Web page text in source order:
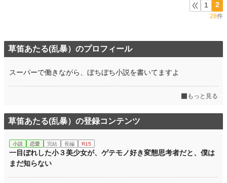
1 2
28件
草笛あたる(乱暴）のプロフィール
スーパーで働きながら、ぼちぼち小説を書いてますよ
もっと見る
草笛あたる(乱暴）の登録コンテンツ
小説 恋愛 完結 長編 R15
一目ぼれした小３美少女が、ゲテモノ好き変態思考者だと、僕は
まだ知らない